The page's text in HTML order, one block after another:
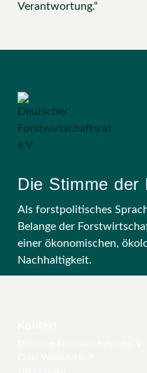
Verantwortung.“
Die Stimme
Als forstpolitisches
Belange der
einer ökonomischen,
Nachhaltigkeit.